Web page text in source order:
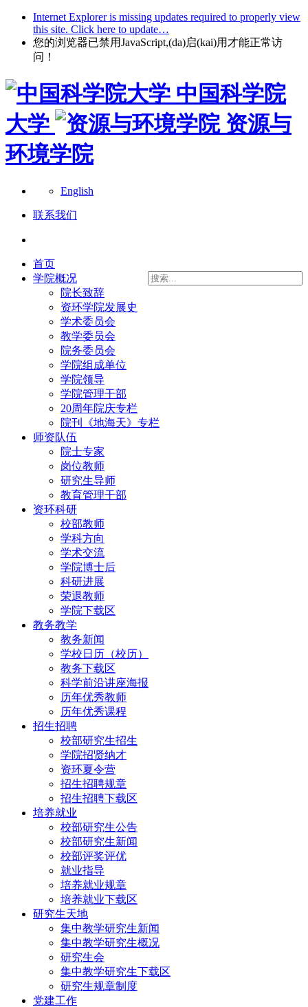
Internet Explorer is missing updates required to properly view
this site. Click here to update…
您的浏览器已禁用JavaScript,(da)启(kai)用才能正常访
问！
中国科学院
大学
资源与
环境学院
English
联系我们
首页
学院概况
院长致辞
资环学院发展史
学术委员会
教学委员会
院务委员会
学院组成单位
学院领导
学院管理干部
20周年院庆专栏
院刊《地海天》专栏
师资队伍
院士专家
岗位教师
研究生导师
教育管理干部
资环科研
校部教师
学科方向
学术交流
学院博士后
科研进展
荣退教师
学院下载区
教务教学
教务新闻
学校日历（校历）
教务下载区
科学前沿讲座海报
历年优秀教师
历年优秀课程
招生招聘
校部研究生招生
学院招贤纳才
资环夏令营
招生招聘规章
招生招聘下载区
培养就业
校部研究生公告
校部研究生新闻
校部评奖评优
就业指导
培养就业规章
培养就业下载区
研究生天地
集中教学研究生新闻
集中教学研究生概况
研究生会
集中教学研究生下载区
研究生规章制度
党建工作